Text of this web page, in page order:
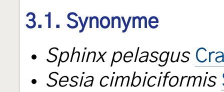
3.1. Synonyme
Sphinx pelasgus
Sesia cimbiciformis